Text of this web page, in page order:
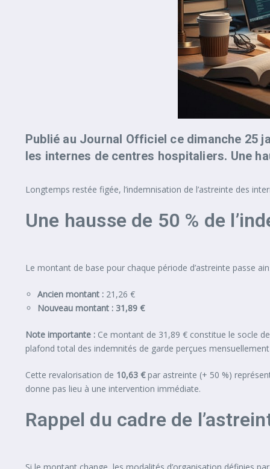
Publié au Journal Officiel ce dimanche 25
les internes de centres hospitaliers. Une
Longtemps restée figée, l’indemnisation de l’astreinte des
Une hausse de 50 % de
Le montant de base pour chaque période d’astreinte passe
Ancien montant : 21,26 €
Nouveau montant : 31,89 €
Note importante : Ce montant de 31,89 € constitue le socle
plafond total des indemnités de garde perçues mensuellement
Cette revalorisation de 10,63 €par astreinte (+ 50 %)
donne pas lieu à une intervention immédiate.
Rappel du cadre de